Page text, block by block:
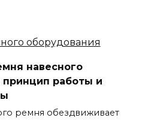
навесного
принцип работы и
ремня обездвиживает